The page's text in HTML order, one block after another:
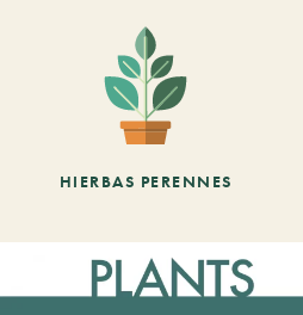
HIERBAS PERENNES